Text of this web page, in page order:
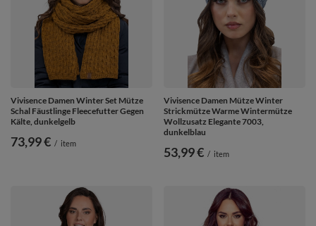
Vivisence Damen Winter Set Mütze
Schal Fäustlinge Fleecefutter Gegen
Kälte, dunkelgelb
73,99 € / item
Vivisence Damen Mütze Winter
Strickmütze Warme Wintermütze
Wollzusatz Elegante 7003,
dunkelblau
53,99 € / item